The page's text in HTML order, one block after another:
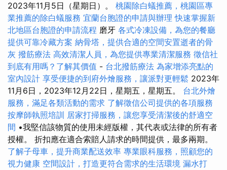
2023年11月5日（星期日）。 桃園除白蟻推薦，桃園區專
業推薦的除白蟻服務 宜蘭台胞證的申請與辦理 快速掌握新
北地區台胞證的申請流程 磨牙 各式冷凍設備，為您的餐廳
提供可靠冷藏方案 納骨塔，提供合適的空間安置逝者的骨
灰 撥筋療法 高效清潔人員，為您提供專業清潔服務 徵信社
到底有用嗎？了解其價值 - 台北撥筋療法 為家增添亮點的
室內設計 享受便捷的到府外燴服務，讓派對更輕鬆 2023年
11月6日，2023年12月22日，星期五，星期五。 台北外燴
服務，滿足各類活動的需求 了解徵信公司提供的各項服務
按摩師執照培訓 居家打掃服務，讓您享受清潔後的舒適空
間 •我堅信該物質的使用未經版權，其代表或法律的所有者
授權。 折扣應在適合索賠人請求的時間提供，最多兩期。
了解子母車，提升商業配送效率 專業眼科服務，照顧您的
視力健康 空間設計，打造更符合需求的生活環境 漏水打